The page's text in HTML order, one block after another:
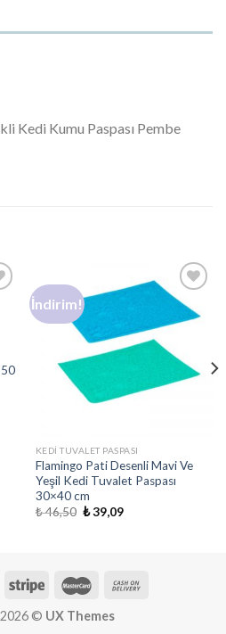
Kedi Kumu Paspası Pembe
İndirim!
Add to
wishlist
KEDI TUVALET PASPASI
Flamingo Pati Desenli Mavi Ve
Yeşil Kedi Tuvalet Paspası
30×40 cm
₺46,50 ₺39,09
© UX Themes